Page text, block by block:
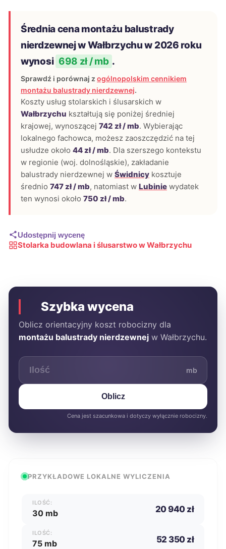
Średnia cena montażu balustrady
nierdzewnej w Wałbrzychu w 2026 roku
wynosi 698 zł / mb .
Sprawdź i porównaj z ogólnopolskim cennikiem
montażu balustrady nierdzewnej.
Koszty usług stolarskich i ślusarskich w
Wałbrzychu kształtują się poniżej średniej
krajowej, wynoszącej 742 zł / mb. Wybierając
lokalnego fachowca, możesz zaoszczędzić na tej
usłudze około 44 zł / mb. Dla szerszego kontekstu
w regionie (woj. dolnośląskie), zakładanie
balustrady nierdzewnej w Świdnicy kosztuje
średnio 747 zł / mb, natomiast w Lubinie wydatek
ten wynosi około 750 zł / mb.
Udostępnij wycenę
Stolarka budowlana i ślusarstwo w Wałbrzychu
Szybka wycena
Oblicz orientacyjny koszt robocizny dla
montażu balustrady nierdzewnej w Wałbrzychu.
mb
Oblicz
Cena jest szacunkowa i dotyczy wyłącznie robocizny.
PRZYKŁADOWE LOKALNE WYLICZENIA
ILOŚĆ:
30 mb 20 940 zł
ILOŚĆ:
75 mb 52 350 zł